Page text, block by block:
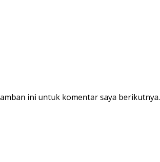
ini untuk komentar saya berikutnya.